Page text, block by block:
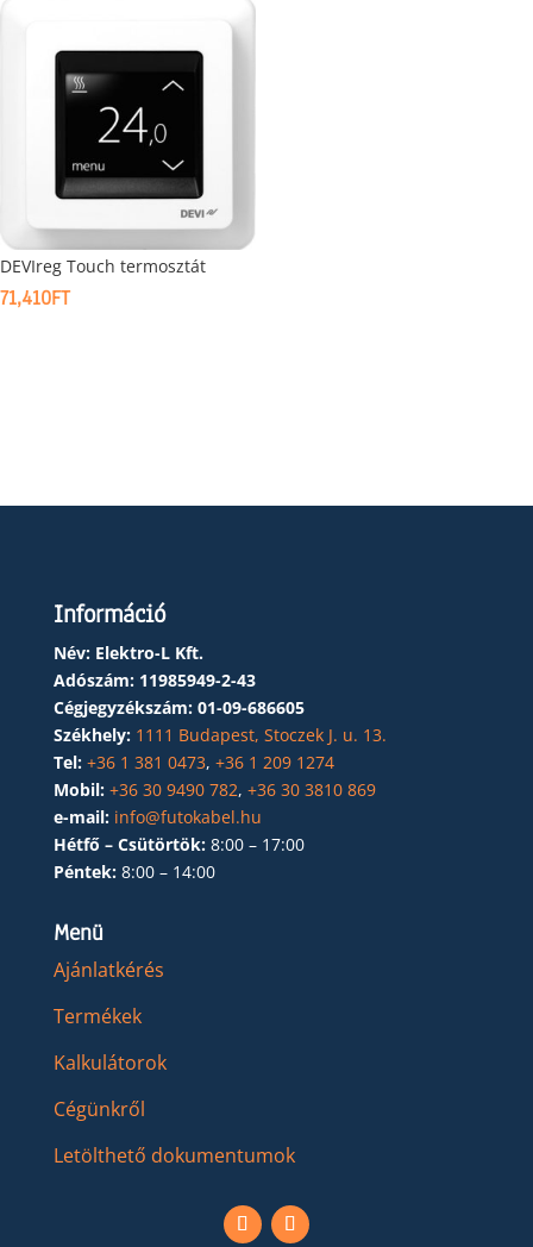
DEVIreg Touch termosztát
71,410FT
Információ
Név: Elektro-L Kft.
Adószám: 11985949-2-43
Cégjegyzékszám: 01-09-686605
Székhely: 1111 Budapest, Stoczek J. u. 13.
Tel: +36 1 381 0473, +36 1 209 1274
Mobil: +36 30 9490 782, +36 30 3810 869
e-mail: info@futokabel.hu
Hétfő – Csütörtök: 8:00 – 17:00
Péntek: 8:00 – 14:00
Menü
Ajánlatkérés
Termékek
Kalkulátorok
Cégünkről
Letölthető dokumentumok